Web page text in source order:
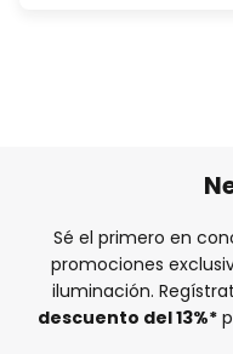
Sé el primero en
promociones
iluminación.
descuento del13%*